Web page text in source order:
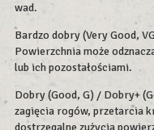
wad.
Bardzo dobry (Very Good,
Powierzchnia może
lub ich pozostałościami.
Dobry (Good, G) / Dobry+
zagięcia rogów, przetarcia